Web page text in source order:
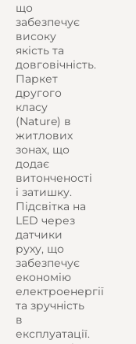
що
забезпечує
високу
якість та
довговічність.
Паркет
другого
класу
(Nature) в
житлових
зонах, що
додає
витонченості
і затишку.
Підсвітка на
LED через
датчики
руху, що
забезпечує
економію
електроенергії
та зручність
в
експлуатації.